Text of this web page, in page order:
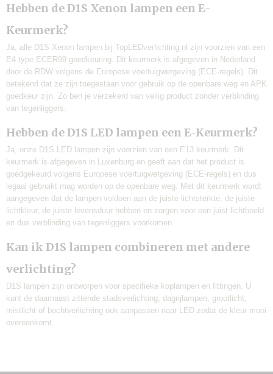
Hebben de D1S Xenon lampen een E-
Keurmerk?
Ja, alle D1S Xenon lampen bij TopLEDverlichting.nl zijn voorzien van een
E4 type ECER99 goedkeuring. Dit keurmerk is afgegeven in Nederland
door de RDW volgens de Europese voertuigwetgeving (ECE-regels). Dit
betekend dat ze zijn toegestaan voor gebruik op de openbare weg en APK
goedkeur zijn. Zo ben je verzekerd van veilig product zonder verblinding
van tegenliggers.
Hebben de D1S LED lampen een E-Keurmerk?
Ja, onze D1S LED lampen zijn voorzien van een E13 keurmerk. Dit
keurmerk is afgegeven in Luxenburg en geeft aan dat het product is
goedgekeurd volgens Europese voertuigwetgeving (ECE-regels) en dus
legaal gebruikt mag worden op de openbare weg. Met dit keurmerk wordt
aangegeven dat de lampen voldoen aan de juiste lichtsterkte, de juiste
lichtkleur, de juiste levensduur hebben en zorgen voor een juist lichtbeeld
en dus verblinding van tegenliggers voorkomen.
Kan ik D1S lampen combineren met andere
verlichting?
D1S lampen zijn ontworpen voor specifieke koplampen en fittingen. U
kunt de daarnaast zittende stadsverlichting, dagrijlampen, grootlicht,
mistlicht of bochtverlichting ook aanpassen naar LED zodat de kleur mooi
overeenkomt.